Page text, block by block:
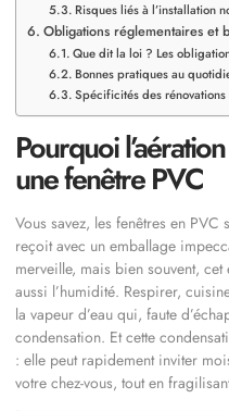
Risques liés à l’installation
Obligations réglementaires et
Que dit la loi ? Les
Bonnes pratiques au
Spécificités des rénovations
Pourquoi
une fenêtre PVC
Vous savez, les fenêtres en
reçoit avec un emballage
merveille, mais bien souvent,
aussi l’humidité. Respirer,
la vapeur d’eau qui, faute
condensation. Et cette
: elle peut rapidement inviter
votre chez-vous, tout en